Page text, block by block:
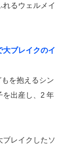
れるウェルメイ
ブレイクのイ
を抱えるシン
を出産し、2 年
ブレイクしたソ